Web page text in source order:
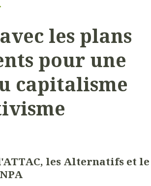
les plans
pour une
capitalisme
les Alternatifs et le
NPA